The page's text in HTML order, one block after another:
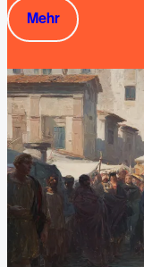
Mehr
Mehr